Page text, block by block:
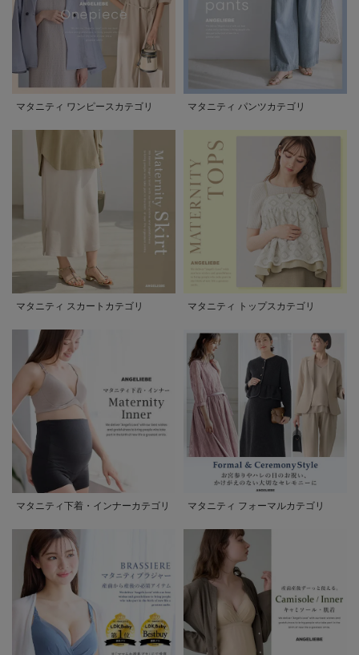
マタニティ ワンピースカテゴリ マタニティ パンツカテゴリ
マタニティ スカートカテゴリ マタニティ トップスカテゴリ
マタニティ下着・インナーカテゴリ マタニティ フォーマルカテゴリ